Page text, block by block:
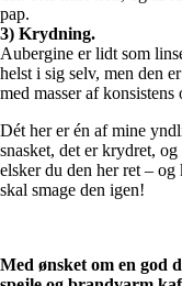
pap.
3) Krydning.
Aubergine er lidt som
helst i sig selv, men den
med masser af konsistens
Dét her er én af mine
snasket, det er krydret,
elsker du den her ret –
skal smage den igen!
Med ønsket om en god